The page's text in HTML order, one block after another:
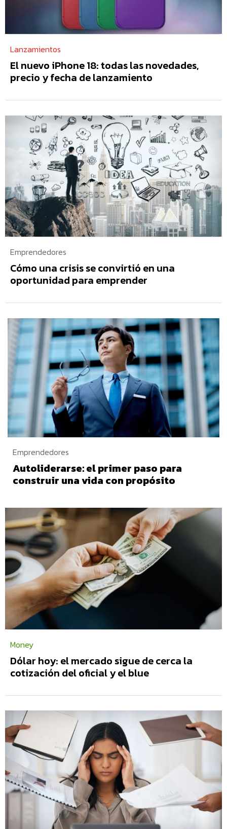
Lanzamientos
El nuevo iPhone 18: todas las novedades,
precio y fecha de lanzamiento
Emprendedores
Cómo una crisis se convirtió en una
oportunidad para emprender
Emprendedores
Autoliderarse: el primer paso para
construir una vida con propósito
Money
Dólar hoy: el mercado sigue de cerca la
cotización del oficial y el blue